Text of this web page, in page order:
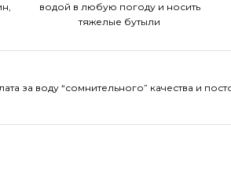
водой в любую погоду и носить
тяжелые бутыли
за воду “сомнительного” качества и